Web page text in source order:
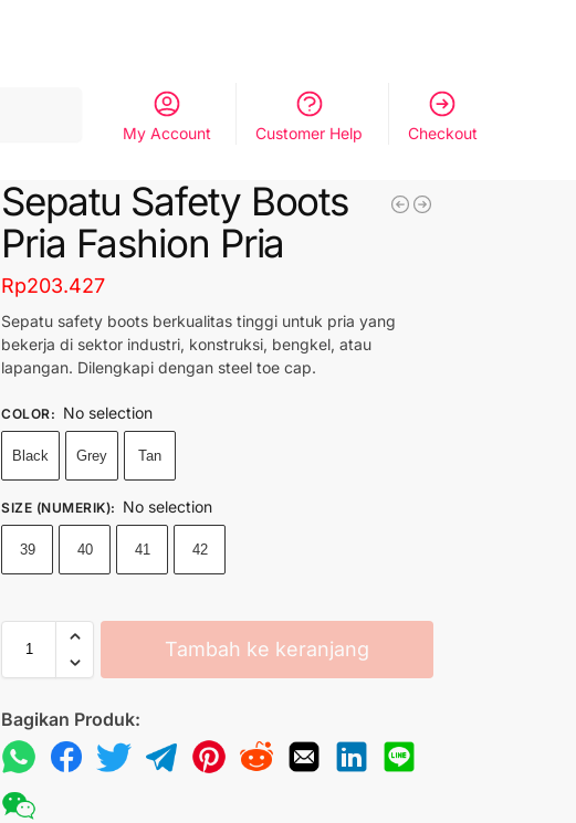
My Account Customer Help Checkout
Sepatu Safety Boots
Pria Fashion Pria
Rp203.427
Sepatu safety boots berkualitas tinggi untuk pria yang
bekerja di sektor industri, konstruksi, bengkel, atau
lapangan. Dilengkapi dengan steel toe cap.
COLOR: No selection
Black Grey Tan
SIZE (NUMERIK): No selection
39 40 41 42
Tambah ke keranjang
Bagikan Produk: